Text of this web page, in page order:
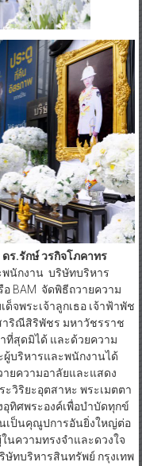
ดร.รักษ์ วรกิจโภคาทร
นักงาน บริษัทบริหาร
BAM จัดพิธีถวายความ
จพระเจ้าลูกเธอ เจ้าฟ้าพัช
าริณีสิริพัชร มหาวัชรราช
สุดมิได้ และด้วยความ
ผู้บริหารและพนักงานได้
ายความอาลัยและแสดง
วิริยะอุตสาหะ พระเมตตา
ทิศพระองค์เพื่อบำบัดทุกข์
เป็นคุณูปการอันยิ่งใหญ่ต่อ
ความทรงจำและดวงใจ
ทบริหารสินทรัพย์ กรุงเทพ